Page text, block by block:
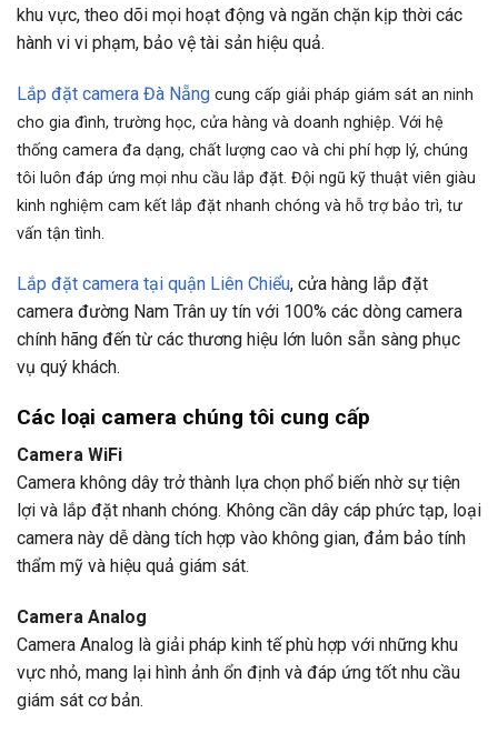
khu vực, theo dõi mọi hoạt động và ngăn chặn kịp thời các
hành vi vi phạm, bảo vệ tài sản hiệu quả.
Lắp đặt camera Đà Nẵng cung cấp giải pháp giám sát an ninh
cho gia đình, trường học, cửa hàng và doanh nghiệp. Với hệ
thống camera đa dạng, chất lượng cao và chi phí hợp lý, chúng
tôi luôn đáp ứng mọi nhu cầu lắp đặt. Đội ngũ kỹ thuật viên giàu
kinh nghiệm cam kết lắp đặt nhanh chóng và hỗ trợ bảo trì, tư
vấn tận tình.
Lắp đặt camera tại quận Liên Chiểu, cửa hàng lắp đặt
camera đường Nam Trân uy tín với 100% các dòng camera
chính hãng đến từ các thương hiệu lớn luôn sẵn sàng phục
vụ quý khách.
Các loại camera chúng tôi cung cấp
Camera WiFi
Camera không dây trở thành lựa chọn phổ biến nhờ sự tiện
lợi và lắp đặt nhanh chóng. Không cần dây cáp phức tạp, loại
camera này dễ dàng tích hợp vào không gian, đảm bảo tính
thẩm mỹ và hiệu quả giám sát.
Camera Analog
Camera Analog là giải pháp kinh tế phù hợp với những khu
vực nhỏ, mang lại hình ảnh ổn định và đáp ứng tốt nhu cầu
giám sát cơ bản.